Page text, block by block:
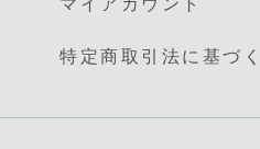
特定商取引法に基づ